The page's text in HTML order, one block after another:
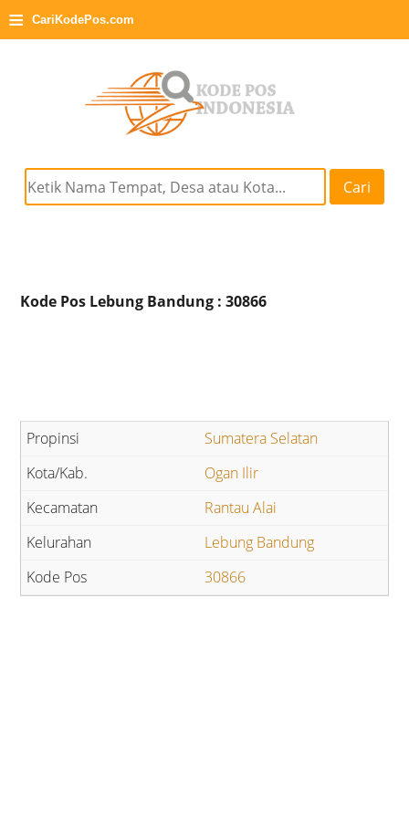
≡ CariKodePos.com
Cari
Kode Pos Lebung Bandung : 30866
Sumatera Selatan
Ogan Ilir
Rantau Alai
Lebung Bandung
30866